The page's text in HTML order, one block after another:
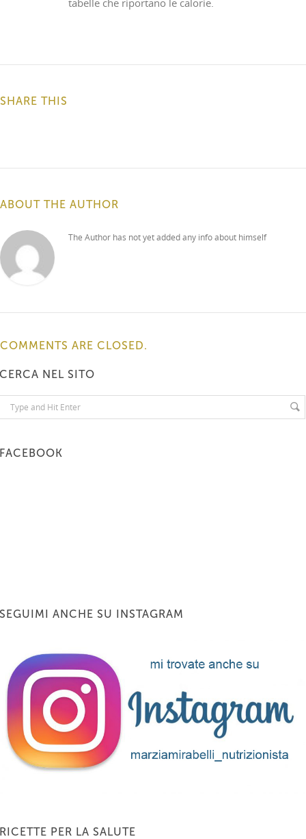
tabelle che riportano le calorie.
SHARE THIS
ABOUT THE AUTHOR
The Author has not yet added any info about himself
COMMENTS ARE CLOSED.
CERCA NEL SITO
FACEBOOK
SEGUIMI ANCHE SU INSTAGRAM
RICETTE PER LA SALUTE